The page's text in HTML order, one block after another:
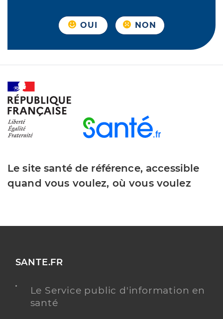
OUI NON
Le site santé de référence, accessible
quand vous voulez, où vous voulez
SANTE.FR
Le Service public d'information en
santé